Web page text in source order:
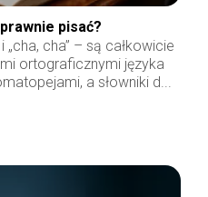
pisać?
„cha, cha” – są całkowicie
ortograficznymi języka
a słowniki d...